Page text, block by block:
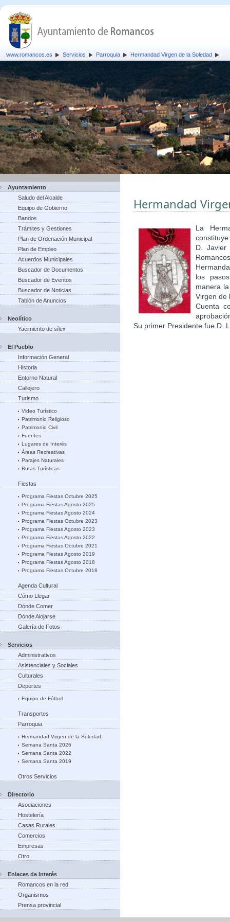
www.romancos.es Servicios Parroquia Hermandad Virgen de la Soledad
Ayuntamiento
Saludo del Alcalde
Equipo de Gobierno
Bandos
Trámites y Gestiones
Plan de Ordenación Municipal
Plan de Empleo
Acuerdos Municipales
Buscador de Documentos
Buscador de Eventos
Buscador de Noticias
Tablón de Anuncios
Neolítico
Yacimiento de sílex
El Pueblo
Información General
Historia
Entorno Natural
Callejero
Turismo
Video Turístico
Patrimonio Religioso
Patrimonio Civil
Fuentes
Lugares de Interés
Áreas Recreativas
Parajes Naturales
Rutas Turísticas
Fiestas
Programa Fiestas Octubre 2025
Programa Fiestas Agosto 2025
Programa Fiestas Agosto 2024
Programa Fiestas Octubre 2023
Programa Fiestas Agosto 2023
Programa Fiestas Agosto 2022
Programa Fiestas Octubre 2021
Programa Fiestas Agosto 2019
Programa Fiestas Agosto 2018
Programa Fiestas Octubre 2018
Agenda Cultural
Cómo Llegar
Dónde Comer
Dónde Alojarse
Galería de Fotos
Servicios
Administrativos
Asistenciales y Sociales
Culturales
Deportes
Equipo de Fútbol
Transportes
Parroquia
Hermandad Virgen de la Soledad
Semana Santa 2026
Semana Santa 2022
Semana Santa 2019
Otros Servicios
Directorio
Asociaciones
Hostelería
Casas Rurales
Comercios
Empresas
Otro
Enlaces de Interés
Romancos en la red
Organismos
Prensa provincial
Hermandad
La
D. Javier
los
manera
Virgen de
Cuenta
Su primer Presidente fue D.